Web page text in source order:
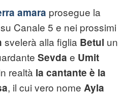
amara prosegue la
Canale 5 e nei prossimi
svelerà alla figlia Betul un
Sevda e Umit
realtà la cantante è la
, il cui vero nome Ayla